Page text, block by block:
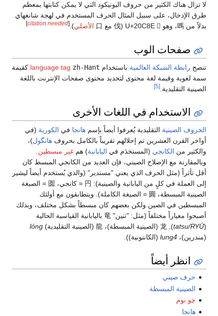
لا تزال هناك الكثير من حروف اليونيكود التي لا يمكن كتابتها بمعظم
طرق الإدخال، على سبيل المثال الحرف المستخدم في لهجة شانغهاي
بدلاً من 嗎، وهو U+20C8E 𠲎 (伐 مع 口
الأصلي).
[
citation needed
]
صفحات الوب
تنصح رابطة الشبكة العالمية باستخدام language tag zh-Hant
كقيمة
سمة لغوية وقيمة لغة محتوى لتحديد محتوى صفحات الإنترنت باللغة
الصينية التقليدية. [5]
الاستخدام في اللغات الأخرى
الحروف الصينية التقليدية يُعرفوا أيضاً بإسم هانجا في الكورية (في
أواخر القرن العشرين تم إحلالهم تقريباً بالكامل بحروف هانگول)،
والكثير من الكانجي (المستخدَم في اليابانية) هم غير مبسطين
وبالمقارنة مع الإصلاح الصيني، فإن العديد من الكانجي المبسط كان
أقل تأثراً (مثل الحرف الذي يعني "مستدير" (والذي يُستخدم أيضاً ليشير
إلى العملة في كلٍ من اليابانية والصينية): 円 = كانجي، 圆 = الصيغة
الصينية المبسطة، 圓 = الصيغة الكاملة). ويتطابقون مع أولئك
المبسطين في الصين ولكن بعضهم كان مبسطاً بشكل مختلف، وبذلك
أصبحوا معياراً مختلفاً (مثل: "تنين" 竜 باليابانية القياسية الحالية
(
tatsu/RYŪ), 龙 (الصينية المبسطة)، 龍 (الصينية التقليدية)
lóng
(مندرين)، lung4 (الكانتونية)).
انظر أيضاً
حرف صيني
الصينية المبسطة
چو نوم
هانجا